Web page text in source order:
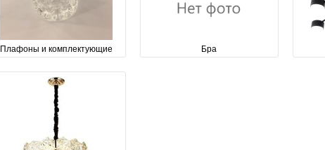
Плафоны и комплектующие Бра